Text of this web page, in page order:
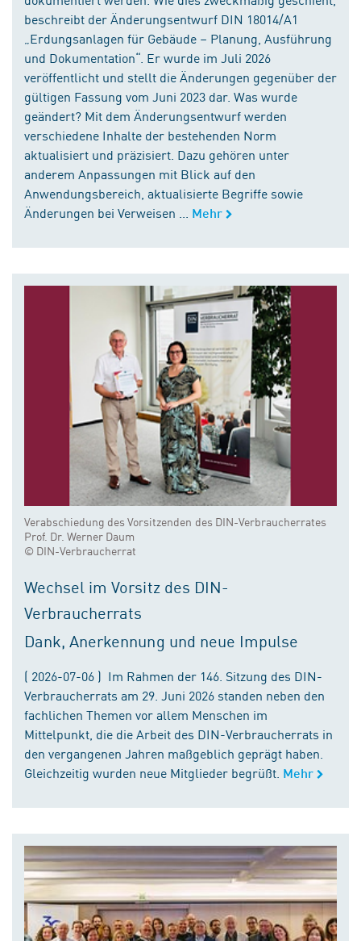
beschreibt der Änderungsentwurf DIN 18014/A1
„Erdungsanlagen für Gebäude – Planung, Ausführung
und Dokumentation“. Er wurde im Juli 2026
veröffentlicht und stellt die Änderungen gegenüber der
gültigen Fassung vom Juni 2023 dar. Was wurde
geändert? Mit dem Änderungsentwurf werden
verschiedene Inhalte der bestehenden Norm
aktualisiert und präzisiert. Dazu gehören unter
anderem Anpassungen mit Blick auf den
Anwendungsbereich, aktualisierte Begriffe sowie
Änderungen bei Verweisen ...
Mehr
Verabschiedung des Vorsitzenden des DIN-Verbraucherrates
Prof. Dr. Werner Daum
© DIN-Verbraucherrat
Wechsel im Vorsitz des DIN-
Verbraucherrats
Dank, Anerkennung und neue Impulse
( 2026-07-06 ) Im Rahmen der 146. Sitzung des DIN-
Verbraucherrats am 29. Juni 2026 standen neben den
fachlichen Themen vor allem Menschen im
Mittelpunkt, die die Arbeit des DIN-Verbraucherrats in
den vergangenen Jahren maßgeblich geprägt haben.
Gleichzeitig wurden neue Mitglieder begrüßt. Mehr